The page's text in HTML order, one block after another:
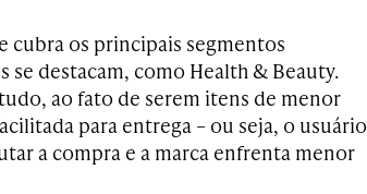
cubra os principais segmentos
se destacam, como Health & Beauty.
ao fato de serem itens de menor
para entrega – ou seja, o usuário
a compra e a marca enfrenta menor